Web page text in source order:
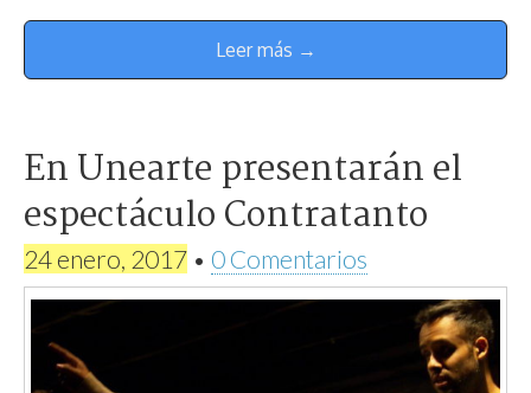
Leer más →
En Unearte presentarán el
espectáculo Contratanto
24 enero, 2017 • 0 Comentarios